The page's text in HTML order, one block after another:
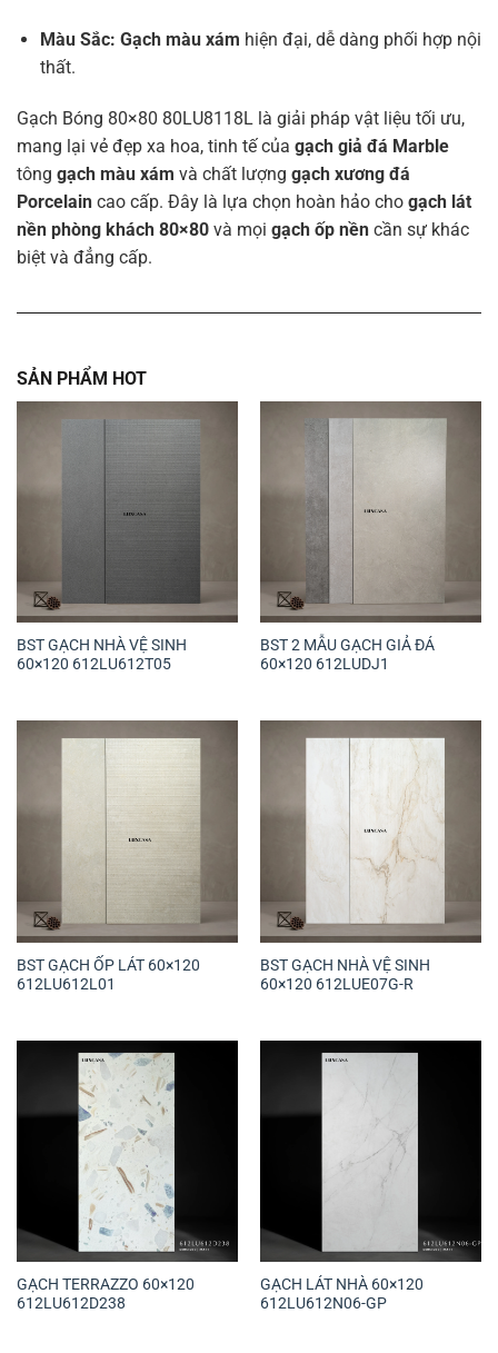
Màu Sắc: Gạch màu xám hiện đại, dễ dàng phối hợp nội
thất.
Gạch Bóng 80×80 80LU8118L là giải pháp vật liệu tối ưu,
mang lại vẻ đẹp xa hoa, tinh tế của gạch giả đá Marble
tông gạch màu xám và chất lượng gạch xương đá
Porcelain cao cấp. Đây là lựa chọn hoàn hảo cho gạch lát
nền phòng khách 80×80 và mọi gạch ốp nền cần sự khác
biệt và đẳng cấp.
SẢN PHẨM HOT
BST GẠCH NHÀ VỆ SINH
60×120 612LU612T05
BST 2 MẪU GẠCH GIẢ ĐÁ
60×120 612LUDJ1
BST GẠCH ỐP LÁT 60×120
612LU612L01
BST GẠCH NHÀ VỆ SINH
60×120 612LUE07G-R
GẠCH TERRAZZO 60×120
612LU612D238
GẠCH LÁT NHÀ 60×120
612LU612N06-GP